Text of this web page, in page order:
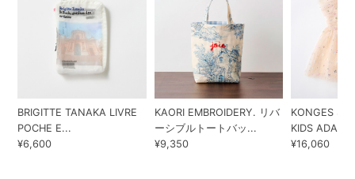
BRIGITTE TANAKA LIVRE
POCHE E...
¥6,600
KAORI EMBROIDERY. リバ
ーシブルトートバッ...
¥9,350
KONGES
KIDS ADA...
¥16,060